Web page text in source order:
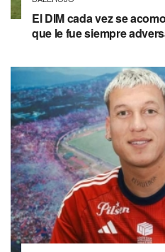
El DIM cada vez se
que le fue siempre